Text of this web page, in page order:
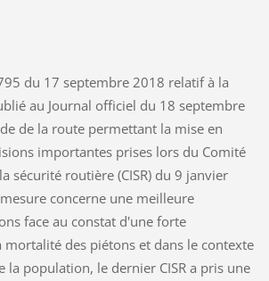
du 17 septembre 2018 relatif à la
au Journal officiel du 18 septembre
de la route permettant la mise en
importantes prises lors du Comité
sécurité routière (CISR) du 9 janvier
concerne une meilleure
face au constat d'une forte
des piétons et dans le contexte
la population, le dernier CISR a pris une